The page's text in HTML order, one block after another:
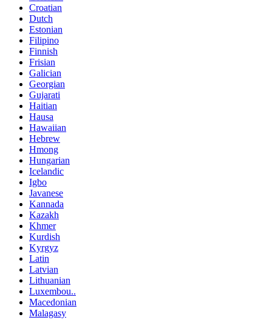
Croatian
Dutch
Estonian
Filipino
Finnish
Frisian
Galician
Georgian
Gujarati
Haitian
Hausa
Hawaiian
Hebrew
Hmong
Hungarian
Icelandic
Igbo
Javanese
Kannada
Kazakh
Khmer
Kurdish
Kyrgyz
Latin
Latvian
Lithuanian
Luxembou..
Macedonian
Malagasy